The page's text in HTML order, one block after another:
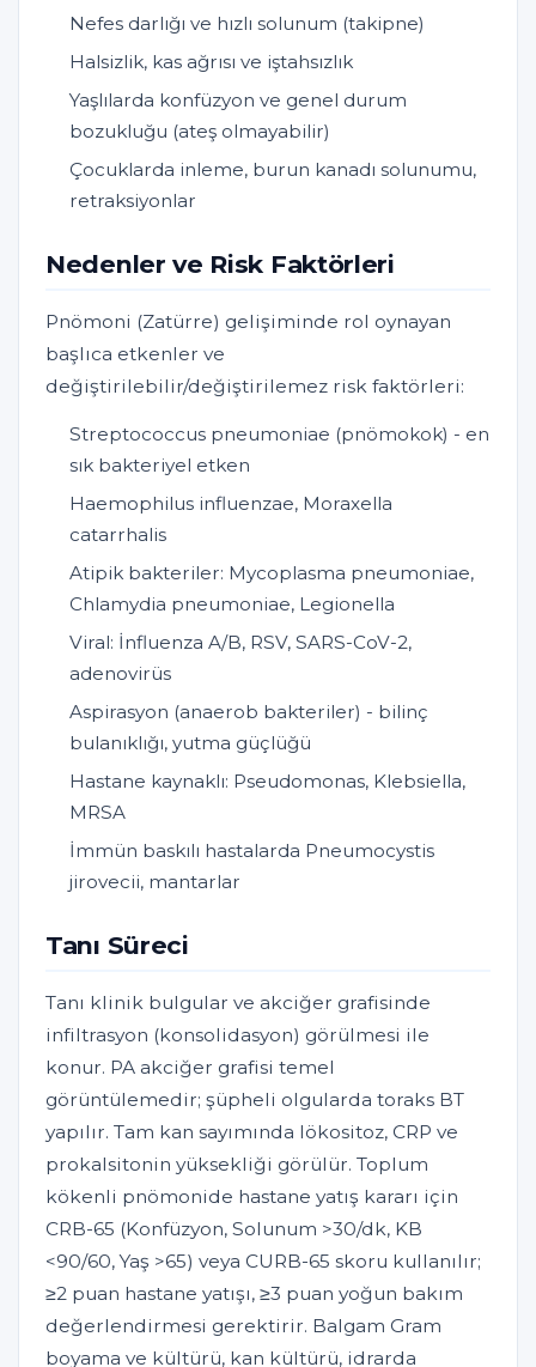
Nefes darlığı ve hızlı solunum (takipne)
Halsizlik, kas ağrısı ve iştahsızlık
Yaşlılarda konfüzyon ve genel durum
bozukluğu (ateş olmayabilir)
Çocuklarda inleme, burun kanadı solunumu,
retraksiyonlar
Nedenler ve Risk Faktörleri
Pnömoni (Zatürre) gelişiminde rol oynayan
başlıca etkenler ve
değiştirilebilir/değiştirilemez risk faktörleri:
Streptococcus pneumoniae (pnömokok) - en
sık bakteriyel etken
Haemophilus influenzae, Moraxella
catarrhalis
Atipik bakteriler: Mycoplasma pneumoniae,
Chlamydia pneumoniae, Legionella
Viral: İnfluenza A/B, RSV, SARS-CoV-2,
adenovirüs
Aspirasyon (anaerob bakteriler) - bilinç
bulanıklığı, yutma güçlüğü
Hastane kaynaklı: Pseudomonas, Klebsiella,
MRSA
İmmün baskılı hastalarda Pneumocystis
jirovecii, mantarlar
Tanı Süreci
Tanı klinik bulgular ve akciğer grafisinde
infiltrasyon (konsolidasyon) görülmesi ile
konur. PA akciğer grafisi temel
görüntülemedir; şüpheli olgularda toraks BT
yapılır. Tam kan sayımında lökositoz, CRP ve
prokalsitonin yüksekliği görülür. Toplum
kökenli pnömonide hastane yatış kararı için
CRB-65 (Konfüzyon, Solunum >30/dk, KB
<90/60, Yaş >65) veya CURB-65 skoru kullanılır;
≥2 puan hastane yatışı, ≥3 puan yoğun bakım
değerlendirmesi gerektirir. Balgam Gram
boyama ve kültürü, kan kültürü, idrarda